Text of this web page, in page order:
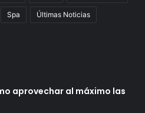
Spa Últimas Noticias
aprovechar al máximo las